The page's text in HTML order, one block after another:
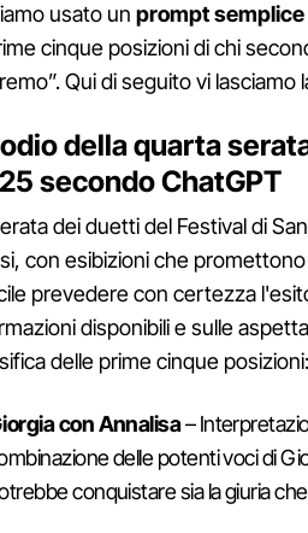
usato un prompt
cinque posizioni di chi
Qui di seguito vi
della quarta
secondo ChatGPT
dei duetti del Festival di
con esibizioni che
prevedere con certezza
disponibili e sulle
delle prime cinque posizioni:
con Annalisa–
delle potenti voci di
conquistare sia la giuria